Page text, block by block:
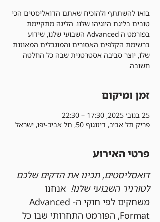
בואו להשתתף ולהוכיח שאתם הדואליסטים הכי
טובים בליגת היוגיהו שלנו. הליגה מתקיימת
בפורמט ה Advanced השבועי שלנו, שידוע
ברשימת הקלפים האסורים והמוגבלים המאוזנת
שלו, יוצר סביבה אסטרטגית שבה כל החלטה
חשובה.
זמן ומיקום
25 בנוב׳ 2025, 17:30 – 22:30
פריק תל אביב, דיזנגוף 50, תל אביב-יפו, ישראל
פרטי האירוע
דואסליסטים, תכינו את הדקים שלכם
לטורניר השבועי שלנו!
  אנחנו
משחקים לפי חוקי ה-Advanced
Format, הפורמט התחרותי שבו כל